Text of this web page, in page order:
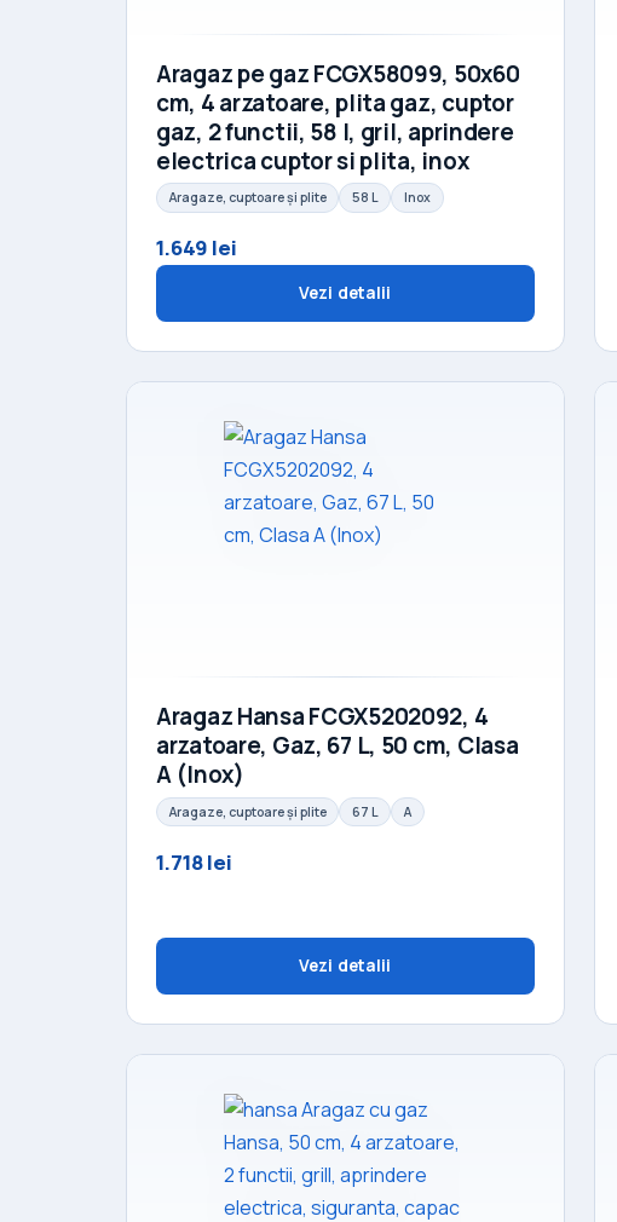
Aragaz pe gaz FCGX58099, 50x60
cm, 4 arzatoare, plita gaz, cuptor
gaz, 2 functii, 58 l, gril, aprindere
electrica cuptor si plita, inox
Aragaze, cuptoare și plite 58 L Inox
1.649 lei
Vezi detalii
Aragaz Hansa FCGX5202092, 4
arzatoare, Gaz, 67 L, 50 cm, Clasa
A (Inox)
Aragaze, cuptoare și plite 67 L A
1.718 lei
Vezi detalii